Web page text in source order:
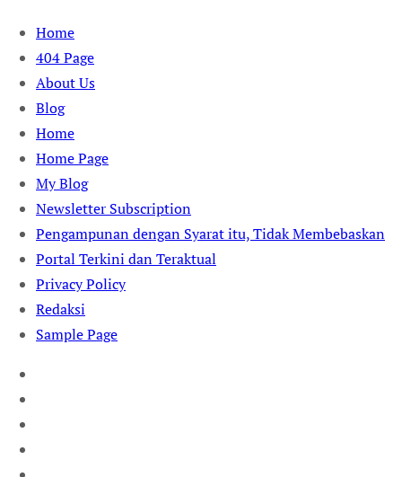
Skip
content
Home
404 Page
About Us
Blog
Home
Home Page
My Blog
Newsletter Subscription
Pengampunan dengan Syarat itu, Tidak Membebaskan
Portal Terkini dan Teraktual
Privacy Policy
Redaksi
Sample Page